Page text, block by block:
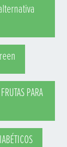
PARA